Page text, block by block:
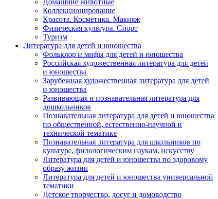
Коллекционирование
Красота. Косметика. Макияж
Физическая культура. Спорт
Туризм
Литература для детей и юношества
Фольклор и мифы для детей и юношества
Российская художественная литература для детей
и юношества
Зарубежная художественная литература для детей
и юношества
Развивающая и познавательная литература для
дошкольников
Познавательная литература для детей и юношества
по общественной, естественно-научной и
технической тематике
Познавательная литература для школьников по
культуре, филологическим наукам, искусству
Литература для детей и юношества по здоровому
образу жизни
Литература для детей и юношества универсальной
тематики
Детское творчество, досуг и домоводство